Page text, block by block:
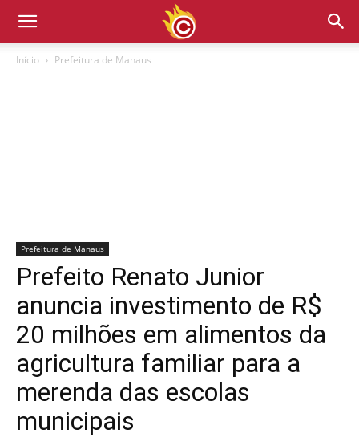
Início Prefeitura de Manaus
Prefeitura de Manaus
Prefeito Renato Junior
anuncia investimento de R$
20 milhões em alimentos da
agricultura familiar para a
merenda das escolas
municipais